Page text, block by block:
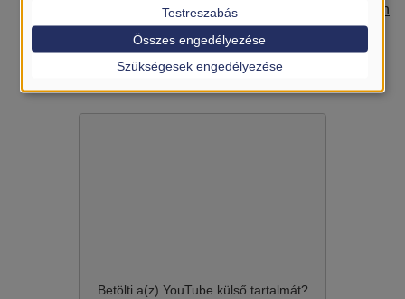
sease: A Systematic Review and Meta-Analysis of Ran
domized Controlled Trials-IF:4.900,Quality:D1,
Nutr Rev
Betölti a(z) YouTube külső tartalmát?
Testreszabás
Szükségesek engedélyezése
Összes engedélyezése